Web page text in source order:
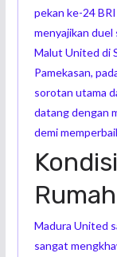
pekan ke-24
menyajikan
Malut United di
Pamekasan,
sorotan utama
datang dengan
demi
Madura United
sangat